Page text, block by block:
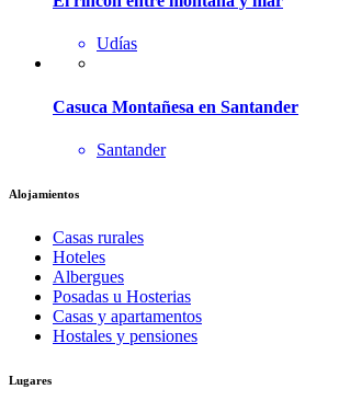
Udías
Casuca Montañesa en Santander
Santander
Alojamientos
Casas rurales
Hoteles
Albergues
Posadas u Hosterias
Casas y apartamentos
Hostales y pensiones
Lugares